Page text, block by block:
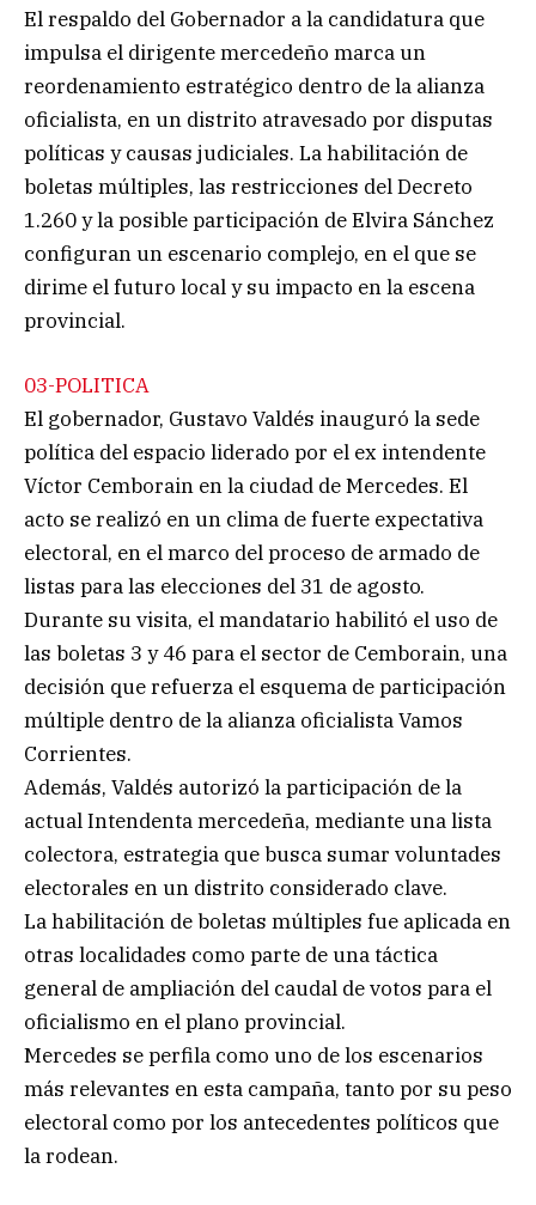
El respaldo del Gobernador a la candidatura que
impulsa el dirigente mercedeño marca un
reordenamiento estratégico dentro de la alianza
oficialista, en un distrito atravesado por disputas
políticas y causas judiciales. La habilitación de
boletas múltiples, las restricciones del Decreto
1.260 y la posible participación de Elvira Sánchez
configuran un escenario complejo, en el que se
dirime el futuro local y su impacto en la escena
provincial.
03-POLITICA
El gobernador, Gustavo Valdés inauguró la sede
política del espacio liderado por el ex intendente
Víctor Cemborain en la ciudad de Mercedes. El
acto se realizó en un clima de fuerte expectativa
electoral, en el marco del proceso de armado de
listas para las elecciones del 31 de agosto.
Durante su visita, el mandatario habilitó el uso de
las boletas 3 y 46 para el sector de Cemborain, una
decisión que refuerza el esquema de participación
múltiple dentro de la alianza oficialista Vamos
Corrientes.
Además, Valdés autorizó la participación de la
actual Intendenta mercedeña, mediante una lista
colectora, estrategia que busca sumar voluntades
electorales en un distrito considerado clave.
La habilitación de boletas múltiples fue aplicada en
otras localidades como parte de una táctica
general de ampliación del caudal de votos para el
oficialismo en el plano provincial.
Mercedes se perfila como uno de los escenarios
más relevantes en esta campaña, tanto por su peso
electoral como por los antecedentes políticos que
la rodean.